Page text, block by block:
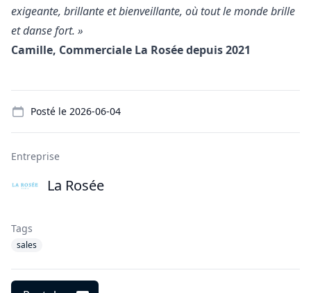
exigeante, brillante et bienveillante, où tout le monde brille
et danse fort. »
Camille, Commerciale La Rosée depuis 2021
Posté le 2026-06-04
Entreprise
La Rosée
Tags
sales